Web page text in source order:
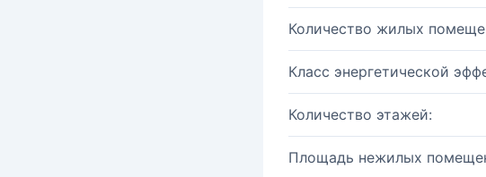
Количество жилых
Класс энергетической
Количество этажей:
Площадь нежилых